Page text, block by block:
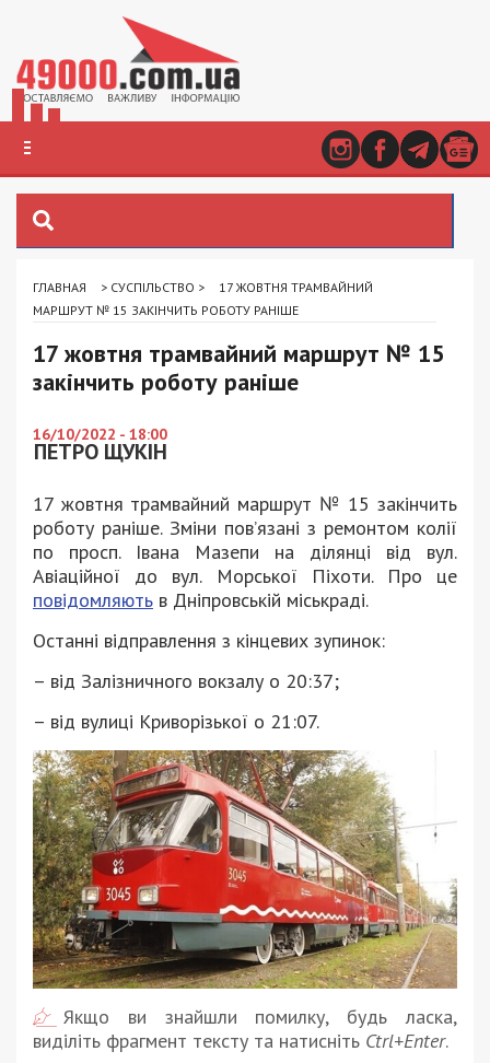
ГЛАВНАЯ > СУСПІЛЬСТВО >
17 ЖОВТНЯ ТРАМВАЙНИЙ
МАРШРУТ № 15 ЗАКІНЧИТЬ РОБОТУ РАНІШЕ
17 жовтня трамвайний маршрут № 15
закінчить роботу раніше
16/10/2022 - 18:00
ПЕТРО ЩУКІН
17 жовтня трамвайний маршрут № 15 закінчить
роботу раніше. Зміни пов’язані з ремонтом колії
по просп. Івана Мазепи на ділянці від вул.
Авіаційної до вул. Морської Піхоти. Про це
повідомляють в Дніпровській міськраді.
Останні відправлення з кінцевих зупинок:
– від Залізничного вокзалу о 20:37;
– від вулиці Криворізької о 21:07.
Якщо ви знайшли помилку, будь ласка,
виділіть фрагмент тексту та натисніть Ctrl+Enter.